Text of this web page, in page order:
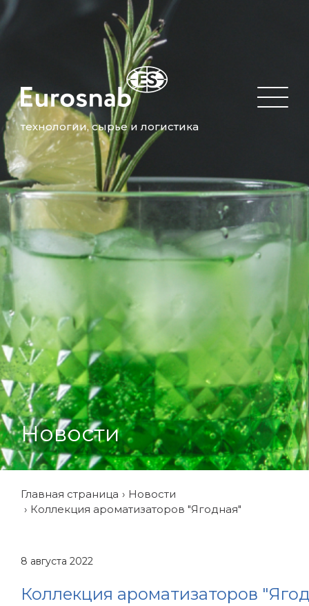
технологии, сырье и логистика
Новости
Главная страница
Новости
Коллекция ароматизаторов "Ягодная"
8 августа 2022
Коллекция ароматизаторов